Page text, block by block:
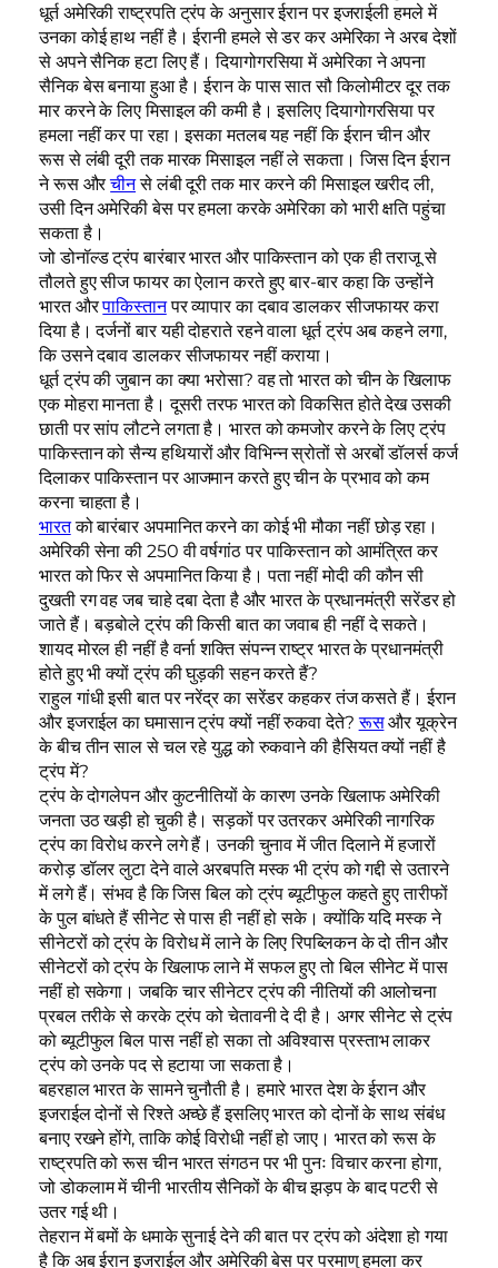
धूर्त अमेरिकी राष्ट्रपति ट्रंप के अनुसार ईरान पर इजराईली हमले में
उनका कोई हाथ नहीं है। ईरानी हमले से डर कर अमेरिका ने अरब देशों
से अपने सैनिक हटा लिए हैं। दियागोगरसिया में अमेरिका ने अपना
सैनिक बेस बनाया हुआ है। ईरान के पास सात सौ किलोमीटर दूर तक
मार करने के लिए मिसाइल की कमी है। इसलिए दियागोगरसिया पर
हमला नहीं कर पा रहा। इसका मतलब यह नहीं कि ईरान चीन और
रूस से लंबी दूरी तक मारक मिसाइल नहीं ले सकता। जिस दिन ईरान
ने रूस औरचीनसे लंबी दूरी तक मार करने की मिसाइल खरीद ली,
उसी दिन अमेरिकी बेस पर हमला करके अमेरिका को भारी क्षति पहुंचा
सकता है।
जो डोनॉल्ड ट्रंप बारंबार भारत और पाकिस्तान को एक ही तराजू से
तौलते हुए सीज फायर का ऐलान करते हुए बार-बार कहा कि उन्होंने
भारत औरपाकिस्तानपर व्यापार का दबाव डालकर सीजफायर करा
दिया है। दर्जनों बार यही दोहराते रहने वाला धूर्त ट्रंप अब कहने लगा,
कि उसने दबाव डालकर सीजफायर नहीं कराया।
धूर्त ट्रंप की जुबान का क्या भरोसा? वह तो भारत को चीन के खिलाफ
एक मोहरा मानता है। दूसरी तरफ भारत को विकसित होते देख उसकी
छाती पर सांप लौटने लगता है। भारत को कमजोर करने के लिए ट्रंप
पाकिस्तान को सैन्य हथियारों और विभिन्न स्रोतों से अरबों डॉलर्स कर्ज
दिलाकर पाकिस्तान पर आजमान करते हुए चीन के प्रभाव को कम
करना चाहता है।
भारतको बारंबार अपमानित करने का कोई भी मौका नहीं छोड़ रहा।
अमेरिकी सेना की 250 वी वर्षगांठ पर पाकिस्तान को आमंत्रित कर
भारत को फिर से अपमानित किया है। पता नहीं मोदी की कौन सी
दुखती रग वह जब चाहे दबा देता है और भारत के प्रधानमंत्री सरेंडर हो
जाते हैं। बड़बोले ट्रंप की किसी बात का जवाब ही नहीं दे सकते।
शायद मोरल ही नहीं है वर्ना शक्ति संपन्न राष्ट्र भारत के प्रधानमंत्री
होते हुए भी क्यों ट्रंप की घुड़की सहन करते हैं?
राहुल गांधी इसी बात पर नरेंद्र का सरेंडर कहकर तंज कसते हैं। ईरान
और इजराईल का घमासान ट्रंप क्यों नहीं रुकवा देते?रूसऔर यूक्रेन
के बीच तीन साल से चल रहे युद्ध को रुकवाने की हैसियत क्यों नहीं है
ट्रंप में?
ट्रंप के दोगलेपन और कुटनीतियों के कारण उनके खिलाफ अमेरिकी
जनता उठ खड़ी हो चुकी है। सड़कों पर उतरकर अमेरिकी नागरिक
ट्रंप का विरोध करने लगे हैं। उनकी चुनाव में जीत दिलाने में हजारों
करोड़ डॉलर लुटा देने वाले अरबपति मस्क भी ट्रंप को गद्दी से उतारने
में लगे हैं। संभव है कि जिस बिल को ट्रंप ब्यूटीफुल कहते हुए तारीफों
के पुल बांधते हैं सीनेट से पास ही नहीं हो सके। क्योंकि यदि मस्क ने
सीनेटरों को ट्रंप के विरोध में लाने के लिए रिपब्लिकन के दो तीन और
सीनेटरों को ट्रंप के खिलाफ लाने में सफल हुए तो बिल सीनेट में पास
नहीं हो सकेगा। जबकि चार सीनेटर ट्रंप की नीतियों की आलोचना
प्रबल तरीके से करके ट्रंप को चेतावनी दे दी है। अगर सीनेट से ट्रंप
को ब्यूटीफुल बिल पास नहीं हो सका तो अविश्वास प्रस्ताभ लाकर
ट्रंप को उनके पद से हटाया जा सकता है।
बहरहाल भारत के सामने चुनौती है। हमारे भारत देश के ईरान और
इजराईल दोनों से रिश्ते अच्छे हैं इसलिए भारत को दोनों के साथ संबंध
बनाए रखने होंगे, ताकि कोई विरोधी नहीं हो जाए। भारत को रूस के
राष्ट्रपति को रूस चीन भारत संगठन पर भी पुनः विचार करना होगा,
जो डोकलाम में चीनी भारतीय सैनिकों के बीच झड़प के बाद पटरी से
उतर गई थी।
तेहरान में बमों के धमाके सुनाई देने की बात पर ट्रंप को अंदेशा हो गया
है कि अब ईरान इजराईल और अमेरिकी बेस पर परमाणु हमला कर